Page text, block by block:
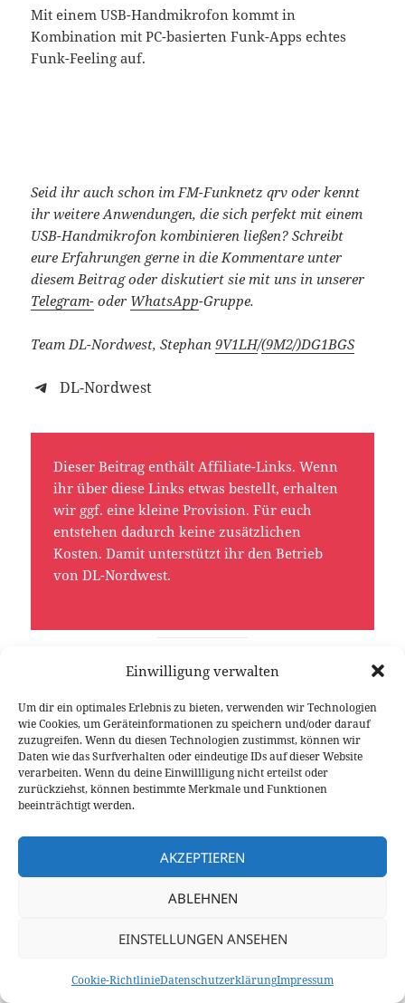
Einwilligung verwalten
Um dir ein optimales Erlebnis zu bieten, verwenden wir Technologien
wie Cookies, um Geräteinformationen zu speichern und/oder darauf
zuzugreifen. Wenn du diesen Technologien zustimmst, können wir
Daten wie das Surfverhalten oder eindeutige IDs auf dieser Website
verarbeiten. Wenn du deine Einwillligung nicht erteilst oder
zurückziehst, können bestimmte Merkmale und Funktionen
beeinträchtigt werden.
AKZEPTIEREN
ABLEHNEN
EINSTELLUNGEN ANSEHEN
Cookie-RichtlinieDatenschutzerklärungImpressum
Mit einem USB-Handmikrofon kommt in
Kombination mit PC-basierten Funk-Apps echtes
Funk-Feeling auf.
Seid ihr auch schon im FM-Funknetz qrv oder kennt
ihr weitere Anwendungen, die sich perfekt mit einem
USB-Handmikrofon kombinieren ließen?Schreibt
eure Erfahrungen gerne in die Kommentare unter
diesem Beitrag oder diskutiert sie mit uns in unserer
Telegram- oder WhatsApp-Gruppe.
Team DL-Nordwest, Stephan9V1LH/(9M2/)DG1BGS
DL-Nordwest
Dieser Beitrag enthält Affiliate-Links. Wenn
ihr über diese Links etwas bestellt, erhalten
wir ggf. eine kleine Provision. Für euch
entstehen dadurch keine zusätzlichen
Kosten. Damit unterstützt ihr den Betrieb
von DL-Nordwest.
Hier findet ihr weitere Beiträge:
day
vom
OV
Powe